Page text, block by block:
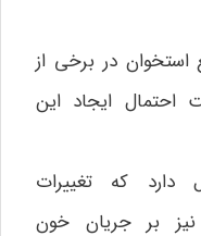
در برخی از
ایجاد این
دارد که تغییرات
بر جریان خون